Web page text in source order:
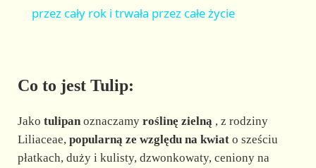
a
i
przez cały rok i trwała przez całe życie
Co to jest Tulip:
Jako tulipanoznaczamy roślinę zielną, z rodziny
Liliaceae, popularną ze względu na kwiato sześciu
płatkach, duży i kulisty, dzwonkowaty, ceniony na